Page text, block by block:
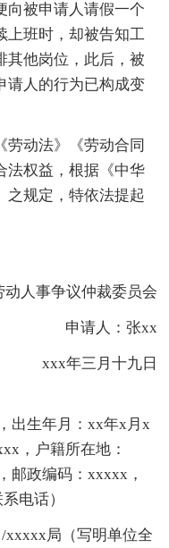
向被申请人请假一个
上班时，却被告知工
其他岗位，此后，被
请人的行为已构成变
劳动法》《劳动合同
法权益，根据《中华
之规定，特依法提起
人事争议仲裁委员会
申请人：张xx
xxx年三月十九日
出生年月：xx年x月x
，户籍所在地：
邮政编码：xxxxx，
电话）
xxxxx局（写明单位全